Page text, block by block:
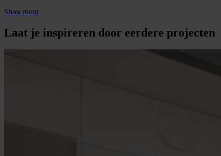
Showroom
Laat je inspireren door eerdere projecten